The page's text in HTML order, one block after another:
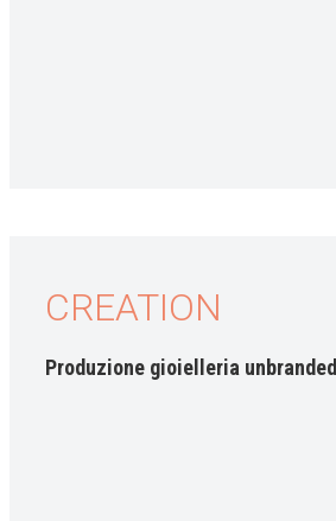
CREATION
Produzione gioielleria unbranded